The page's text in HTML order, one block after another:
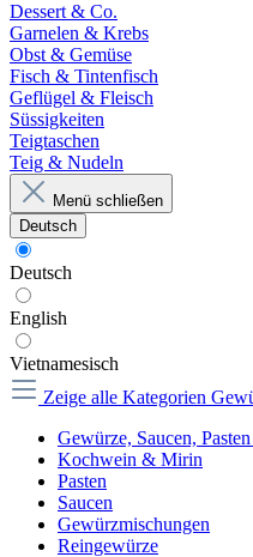
Dessert & Co.
Garnelen & Krebs
Obst & Gemüse
Fisch & Tintenfisch
Geflügel & Fleisch
Süssigkeiten
Teigtaschen
Teig & Nudeln
Menü schließen
Deutsch
Deutsch
English
Vietnamesisch
Zeige alle Kategorien
Gewürze, Saucen,
Kochwein & Mirin
Pasten
Saucen
Gewürzmischungen
Reingewürze